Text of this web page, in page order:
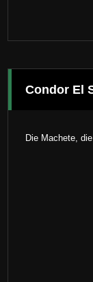
Condor El
Die Machete,